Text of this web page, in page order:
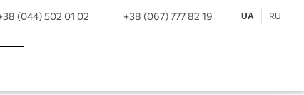
(044) 502 01 02 +38 (067) 777 82 19 UA RU